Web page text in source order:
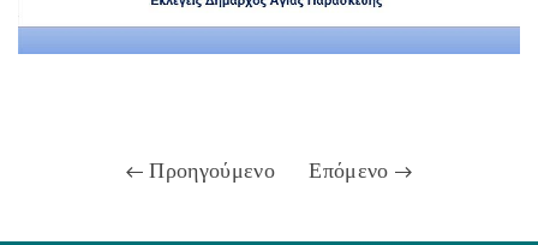
Προηγούμενο Επόμενο